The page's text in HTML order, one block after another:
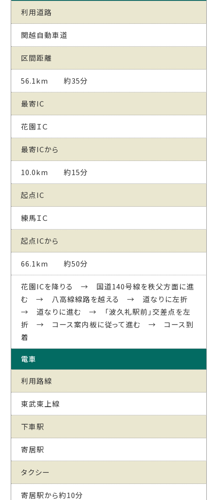
利用道路
関越自動車道
区間距離
56.1km 約35分
最寄IC
花園ＩＣ
最寄ICから
10.0km 約15分
起点IC
練馬ＩＣ
起点ICから
66.1km 約50分
花園ICを降りる → 国道140号線を秩父方面に進
む → 八高線線路を越える → 道なりに左折
→ 道なりに進む → 「波久礼駅前」交差点を左
折 → コース案内板に従って進む → コース到
着
電車
利用路線
東武東上線
下車駅
寄居駅
タクシー
寄居駅から約10分